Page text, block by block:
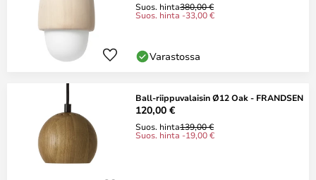
Suos. hinta380,00 €
Suos. hinta -33,00 €
Varastossa
Ball-riippuvalaisin Ø12 Oak - FRANDSEN
120,00 €
Suos. hinta139,00 €
Suos. hinta -19,00 €